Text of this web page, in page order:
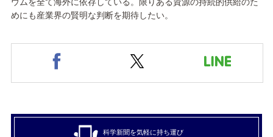
めにも産業界の賢明な判断を期待したい。
科学新聞を気軽に持ち運び